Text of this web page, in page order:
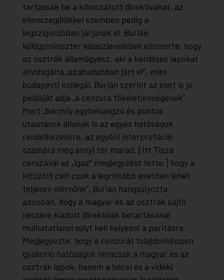
tartassák be a kibocsátott direktívákat, az
ellenszegülőkkel szemben pedig a
legszigorúbban járjanak el. Burián
külügyminiszter válaszlevelében elismerte, hogy
az osztrák államügyész, aki a kérdéses lapokat
átvizsgálta „szabadabban járt el”, mint
budapesti kollégái. Burián szerint az eset is jó
példáját adja „a cenzúra tökéletlenségének”.
Mert „bármily egybehangzó és pontos
utasítások állanak is az egyes hatóságok
rendelkezésére, az egyéni interpretáció
számára még annyi tér marad, [Itt Tisza
ceruzával az „igaz” megjegyzést tette.] hogy a
kitűzött célt csak a legritkább esetben lehet
teljesen elérnünk”. Burián hangsúlyozta
azonban, hogy a magyar és az osztrák sajtó
részére kiadott direktívák betartásánál
múlhatatlanul súlyt kell helyezni a paritásra.
Megjegyezte, hogy a cenzúrát tulajdonképpen
gyakorló hatóságok nemcsak a magyar és az
osztrák lapok, hanem a bécsi és a vidéki